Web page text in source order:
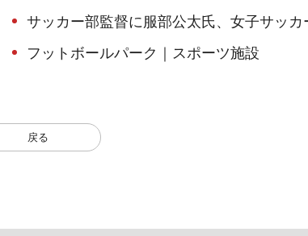
サッカー部監督に服部公太氏、女子サッカ
フットボールパーク｜スポーツ施設
戻る